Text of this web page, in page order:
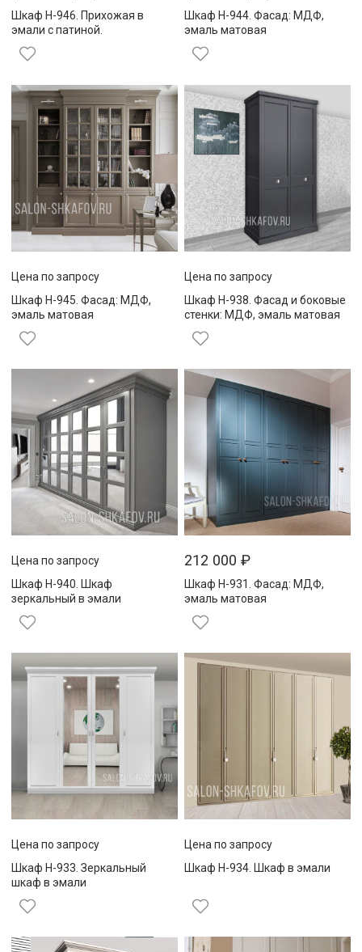
Шкаф Н-946. Прихожая в
эмали с патиной.
Шкаф Н-944. Фасад: МДФ,
эмаль матовая
Цена по запросу
Шкаф Н-945. Фасад: МДФ,
эмаль матовая
Цена по запросу
Шкаф Н-938. Фасад и боковые
стенки: МДФ, эмаль матовая
Цена по запросу
Шкаф Н-940. Шкаф
зеркальный в эмали
212 000₽
Шкаф Н-931. Фасад: МДФ,
эмаль матовая
Цена по запросу
Шкаф Н-933. Зеркальный
шкаф в эмали
Цена по запросу
Шкаф Н-934. Шкаф в эмали